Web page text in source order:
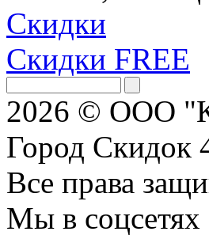
Скидки
Скидки FREE
2026 © ООО
Город Скидок
Все права
Мы в соцсетях